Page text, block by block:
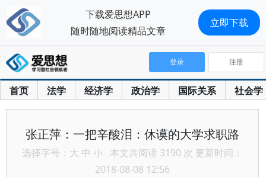
首页 法学 经济学 政治学 国际关系 社会学
登录 注册
张正萍：一把辛酸泪：休谟的大学求职路
选择字号： 大 中 小 本文共阅读 3190 次 更新时间：
2018-08-08 12:56
下载爱思想APP
随时随地阅读精品文章
立即下载